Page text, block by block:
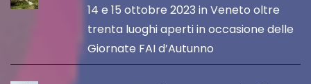
14 e 15 ottobre 2023 in Veneto oltre
trenta luoghi aperti in occasione delle
Giornate FAI d’Autunno